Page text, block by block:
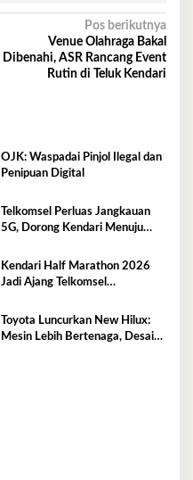
Pos berikutnya
Venue Olahraga Bakal
Dibenahi, ASR Rancang Event
Rutin di Teluk Kendari
OJK: Waspadai Pinjol Ilegal dan
Penipuan Digital
Telkomsel Perluas Jangkauan
5G, Dorong Kendari Menuju
Kendari Half Marathon 2026
Jadi Ajang Telkomsel
Terintegrasi
Toyota Luncurkan New Hilux:
Mesin Lebih Bertenaga, Desain